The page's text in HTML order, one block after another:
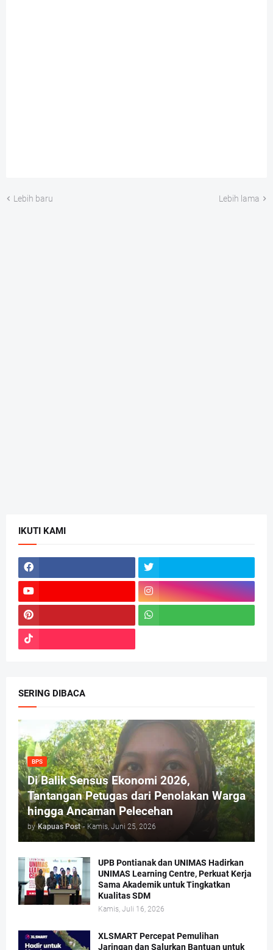
Lebih baru Lebih lama
IKUTI KAMI
SERING DIBACA
BPS
Di Balik Sensus Ekonomi 2026,
Tantangan Petugas dari Penolakan Warga
hingga Ancaman Pelecehan
by Kapuas Post - Kamis, Juni 25, 2026
UPB Pontianak dan UNIMAS Hadirkan
UNIMAS Learning Centre, Perkuat Kerja
Sama Akademik untuk Tingkatkan
Kualitas SDM
Kamis, Juli 16, 2026
XLSMART Percepat Pemulihan
Jaringan dan Salurkan Bantuan untuk